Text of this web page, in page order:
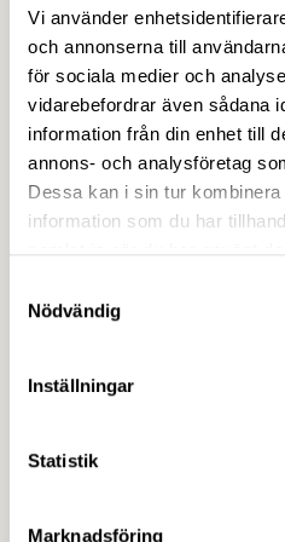
Vi använder
och annonserna till
för sociala medier och
vidarebefordrar även sådana
information från din enhet till
annons- och analysföretag
Dessa kan i sin tur
information som du har
Nödvändig
Inställningar
Statistik
Marknadsföring
Livsmedelsindustrin
bättre matvanor –
11 FEBRUARI 2026
För att förstärka arbetet
energimärkning. Först ut
kex och kakor, och fler
i vår. Åtagandena är
Senaste nytt